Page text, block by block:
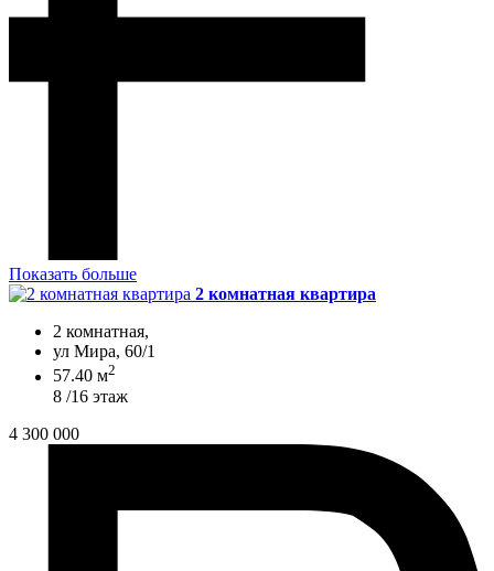
Показать больше
2 комнатная квартира
2 комнатная,
ул Мира, 60/1
57.40 м2
8 /16 этаж
4 300 000